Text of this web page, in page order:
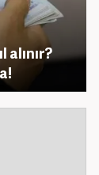
alınır?